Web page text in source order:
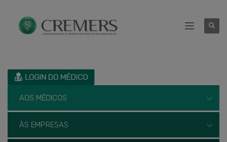
AOS MÉDICOS
ÀS EMPRESAS